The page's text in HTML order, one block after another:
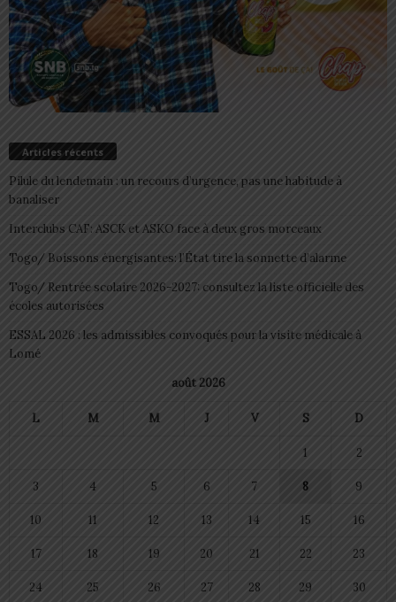
Articles récents
Pilule du lendemain : un recours d’urgence, pas une habitude à
banaliser
Interclubs CAF: ASCK et ASKO face à deux gros morceaux
Togo/ Boissons énergisantes: l’État tire la sonnette d’alarme
Togo/ Rentrée scolaire 2026-2027: consultez la liste officielle des
écoles autorisées
ESSAL 2026 : les admissibles convoqués pour la visite médicale à
Lomé
août 2026
L M M J V S D
1 2
3 4 5 6 7 8 9
10 11 12 13 14 15 16
17 18 19 20 21 22 23
24 25 26 27 28 29 30